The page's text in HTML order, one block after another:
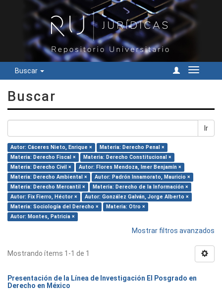
Buscar
Cambiar
Buscar
Ir
Autor: Cáceres Nieto, Enrique ×
Materia: Derecho Penal ×
Materia: Derecho Fiscal ×
Materia: Derecho Constitucional ×
Materia: Derecho Civil ×
Autor: Flores Mendoza, Imer Benjamín ×
Materia: Derecho Ambiental ×
Autor: Padrón Innamorato, Mauricio ×
Materia: Derecho Mercantil ×
Materia: Derecho de la Información ×
Autor: Fix Fierro, Héctor ×
Autor: González Galván, Jorge Alberto ×
Materia: Sociología del Derecho ×
Materia: Otro ×
Autor: Montes, Patricia ×
Mostrar filtros avanzados
Mostrando ítems 1-1 de 1
Presentación de la Línea de Investigación El Posgrado en
Derecho en México